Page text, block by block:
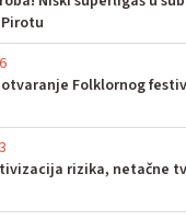
Folklornog
rizika, netačne